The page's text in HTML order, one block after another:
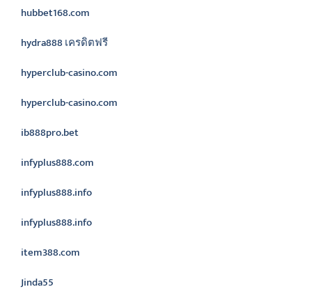
hubbet168.com
hydra888 เครดิตฟรี
hyperclub-casino.com
hyperclub-casino.com
ib888pro.bet
infyplus888.com
infyplus888.info
infyplus888.info
item388.com
Jinda55